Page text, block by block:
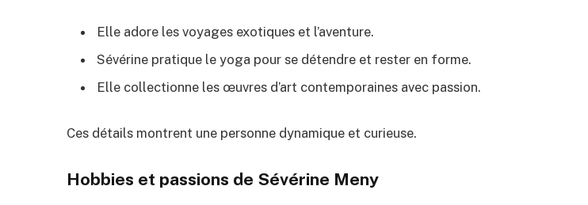
Elle adore les voyages exotiques et l’aventure.
Sévérine pratique le yoga pour se détendre et rester en forme.
Elle collectionne les œuvres d’art contemporaines avec passion.
Ces détails montrent une personne dynamique et curieuse.
Hobbies et passions de Sévérine Meny